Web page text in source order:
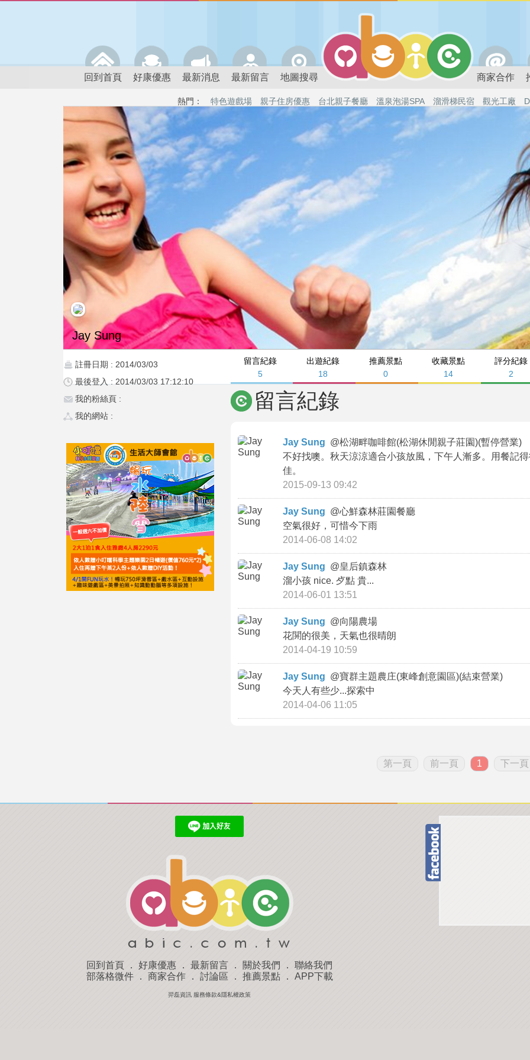
回到首頁 好康優惠 最新消息 最新留言 地圖搜尋 商家合作
熱門： 特色遊戲場 親子住房優惠 台北親子餐廳 溫泉泡湯SPA 溜滑梯民宿 觀光工廠
留言紀錄
5
出遊紀錄
18
推薦景點
0
收藏景點
14
評分紀錄
2
Jay Sung
註冊日期 : 2014/03/03
最後登入 : 2014/03/03 17:12:10
我的粉絲頁 :
我的網站 :
留言紀錄
Jay Sung @松湖畔咖啡館(松湖休閒親子莊園)(暫停營業)
不好找噢。秋天涼涼適合小孩放風，下午人漸多。用餐記
佳。
2015-09-13 09:42
Jay Sung @心鮮森林莊園餐廳
空氣很好，可惜今下雨
2014-06-08 14:02
Jay Sung @皇后鎮森林
溜小孩 nice. 歺點 貴...
2014-06-01 13:51
Jay Sung @向陽農場
花䦕的很美，天氣也很晴朗
2014-04-19 10:59
Jay Sung @寶群主題農庄(東峰創意園區)(結束營業)
今天人有些少...探索中
2014-04-06 11:05
第一頁 前一頁 1 下一頁
回到首頁 ． 好康優惠 ． 最新留言 ． 關於我們 ． 聯絡我們
部落格微件． 商家合作． 討論區 ． 推薦景點． APP下載
羿磊資訊 服務條款&隱私權政策